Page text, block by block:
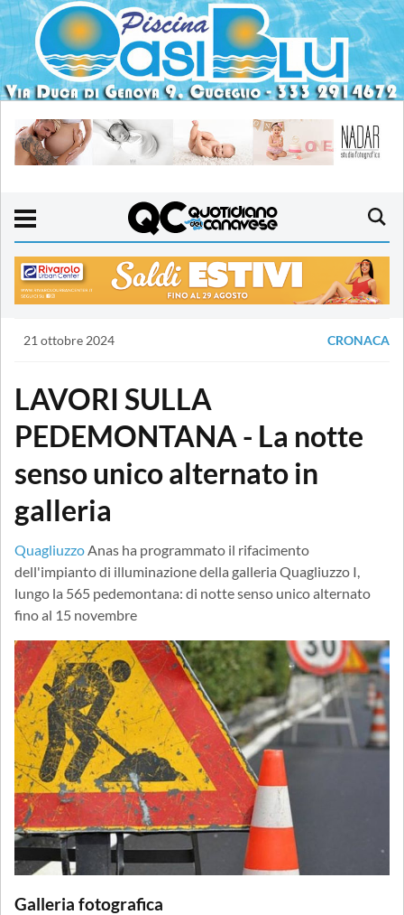
21 ottobre 2024 CRONACA
LAVORI SULLA
PEDEMONTANA - La notte
senso unico alternato in
galleria
Quagliuzzo Anas ha programmato il rifacimento
dell'impianto di illuminazione della galleria Quagliuzzo I,
lungo la 565 pedemontana: di notte senso unico alternato
fino al 15 novembre
Galleria fotografica